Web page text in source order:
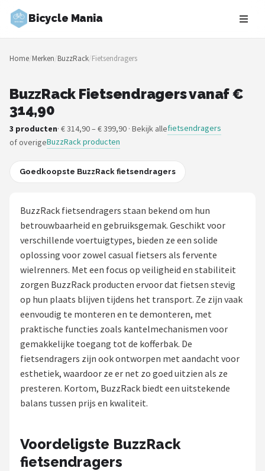
Bicycle Mania
Zoeken
NAVIGATIE
Merken
Blog
Fietsroutes
Stadsfietsen
Elektrische fietsen
Mountainbikes
Shop
Basil
Volare
AXA
Home/Merken/BuzzRack/Fietsendragers
BuzzRack Fietsendragers vanaf €
314,90
3 producten· € 314,90 – € 399,90 · Bekijk allefietsendragers
of overigeBuzzRack producten
Goedkoopste BuzzRack fietsendragers
BuzzRack fietsendragers staan bekend om hun
betrouwbaarheid en gebruiksgemak. Geschikt voor
verschillende voertuigtypes, bieden ze een solide
oplossing voor zowel casual fietsers als fervente
wielrenners. Met een focus op veiligheid en stabiliteit
zorgen BuzzRack producten ervoor dat fietsen stevig
op hun plaats blijven tijdens het transport. Ze zijn vaak
eenvoudig te monteren en te demonteren, met
praktische functies zoals kantelmechanismen voor
gemakkelijke toegang tot de kofferbak. De
fietsendragers zijn ook ontworpen met aandacht voor
esthetiek, waardoor ze er net zo goed uitzien als ze
presteren. Kortom, BuzzRack biedt een uitstekende
balans tussen prijs en kwaliteit.
Voordeligste BuzzRack
fietsendragers